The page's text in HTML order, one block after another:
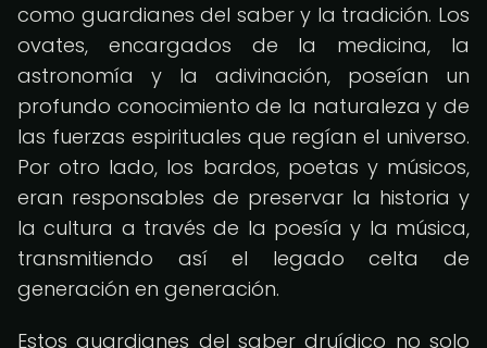
como guardianes del saber y la tradición. Los
ovates, encargados de la medicina, la
astronomía y la adivinación, poseían un
profundo conocimiento de la naturaleza y de
las fuerzas espirituales que regían el universo.
Por otro lado, los bardos, poetas y músicos,
eran responsables de preservar la historia y
la cultura a través de la poesía y la música,
transmitiendo así el legado celta de
generación en generación.
Estos guardianes del saber druídico no solo